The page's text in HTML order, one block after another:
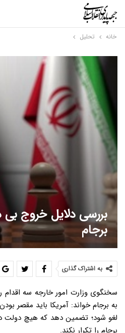
خانه تحلیل
بررسی دلایل خروج بی
برجام
به اشتراک گذاری
سخنگوی وزارت امور خارجه سه اقدام
به برجام خواند: آمریکا باید مقصر
لغو شود؛ تضمین دهد که هیچ دولت
برجام را تکرار نکند.